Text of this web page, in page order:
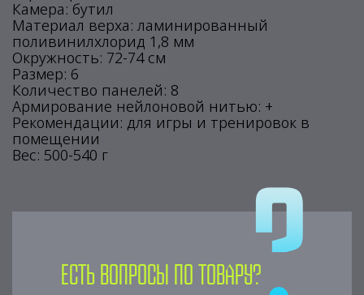
Камера: бутил
Материал верха: ламинированный
поливинилхлорид 1,8 мм
Окружность: 72-74 см
Размер: 6
Количество панелей: 8
Армирование нейлоновой нитью: +
Рекомендации: для игры и тренировок в
помещении
Вес: 500-540 г
Есть вопросы по товару?